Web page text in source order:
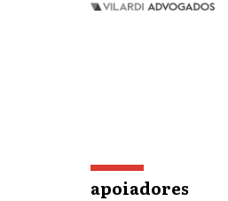
apoiadores